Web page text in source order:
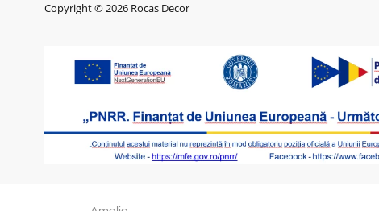
Copyright © 2026 Rocas Decor